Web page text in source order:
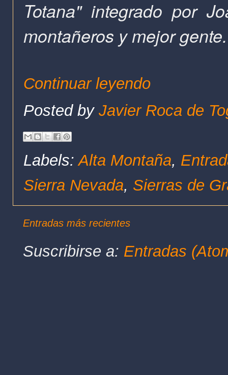
Totana" integrado por
montañeros y mejor
Continuar leyendo
Posted by Javier Roca de
Labels:Alta Montaña,
Sierra Nevada, Sierras de
Entradas más recientes
Suscribirse a: Entradas